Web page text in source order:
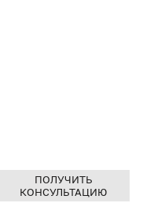
ПОЛУЧИТЬ
КОНСУЛЬТАЦИЮ